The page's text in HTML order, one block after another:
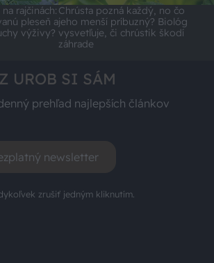
rajčinách:
pleseň a
výživy?
Chrústa pozná každý, no čo
jeho menší príbuzný? Biológ
vysvetľuje, či chrústik škodí
záhrade
UROB SI SÁM
prehľad najlepších článkov
newsletter
zrušiť jedným kliknutím.